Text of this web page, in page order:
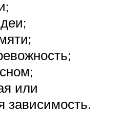
или
зависимость.